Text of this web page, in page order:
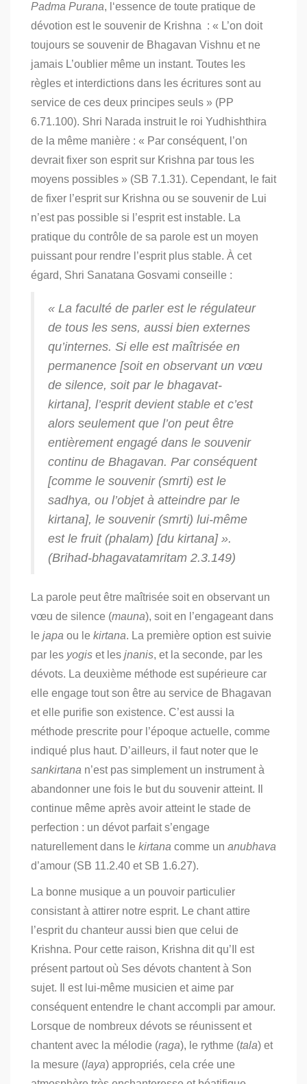
Padma Purana, l ‘essence de toute pratique de
dévotion est le souvenir de Krishna : « L’on doit
toujours se souvenir de Bhagavan Vishnu et ne
jamais L’oublier même un instant. Toutes les
règles et interdictions dans les écritures sont au
service de ces deux principes seuls » (PP
6.71.100). Shri Narada instruit le roi Yudhishthira
de la même manière : « Par conséquent, l’on
devrait fixer son esprit sur Krishna par tous les
moyens possibles » (SB 7.1.31). Cependant, le fait
de fixer l’esprit sur Krishna ou se souvenir de Lui
n’est pas possible si l’esprit est instable. La
pratique du contrôle de sa parole est un moyen
puissant pour rendre l’esprit plus stable. À cet
égard, Shri Sanatana Gosvami conseille :
« La faculté de parler est le régulateur
de tous les sens, aussi bien externes
qu’internes. Si elle est maîtrisée en
permanence [soit en observant un vœu
de silence, soit par le bhagavat-
kirtana], l’esprit devient stable et c’est
alors seulement que l’on peut être
entièrement engagé dans le souvenir
continu de Bhagavan. Par conséquent
[comme le souvenir (smrti) est le
sadhya, ou l’objet à atteindre par le
kirtana], le souvenir (smrti) lui-même
est le fruit (phalam) [du kirtana] ».
(Brihad-bhagavatamritam 2.3.149)
La parole peut être maîtrisée soit en observant un
vœu de silence (mauna), soit en l’engageant dans
le japa ou le kirtana. La première option est suivie
par les yogis et les jnanis, et la seconde, par les
dévots. La deuxième méthode est supérieure car
elle engage tout son être au service de Bhagavan
et elle purifie son existence. C’est aussi la
méthode prescrite pour l’époque actuelle, comme
indiqué plus haut. D’ailleurs, il faut noter que le
sankirtana n’est pas simplement un instrument à
abandonner une fois le but du souvenir atteint. Il
continue même après avoir atteint le stade de
perfection : un dévot parfait s’engage
naturellement dans le kirtana comme un anubhava
d’amour (SB 11.2.40 et SB 1.6.27).
La bonne musique a un pouvoir particulier
consistant à attirer notre esprit. Le chant attire
l’esprit du chanteur aussi bien que celui de
Krishna. Pour cette raison, Krishna dit qu’Il est
présent partout où Ses dévots chantent à Son
sujet.
Il est lui-même musicien et aime par
conséquent entendre le chant accompli par amour.
Lorsque de nombreux dévots se réunissent et
chantent avec la mélodie (raga), le rythme (tala) et
la mesure (laya) appropriés, cela crée une